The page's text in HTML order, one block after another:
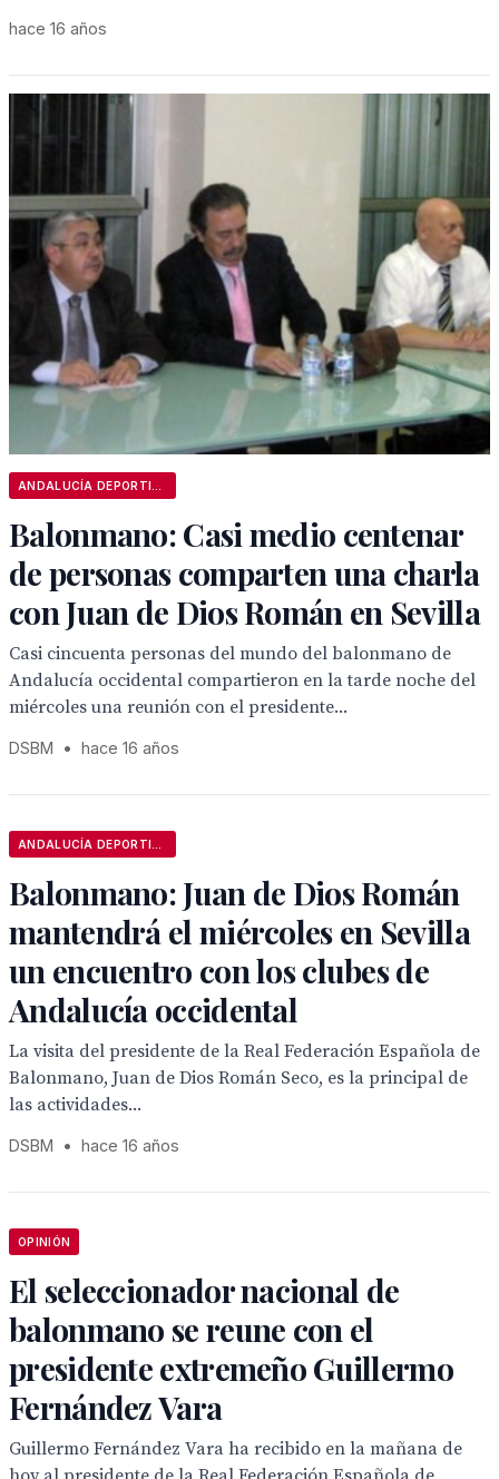
hace 16 años
Balonmano: Casi medio centenar
de personas comparten una charla
con Juan de Dios Román en Sevilla
Casi cincuenta personas del mundo del balonmano de
Andalucía occidental compartieron en la tarde noche del
miércoles una reunión con el presidente...
DSBM • hace 16 años
Balonmano: Juan de Dios Román
mantendrá el miércoles en Sevilla
un encuentro con los clubes de
Andalucía occidental
La visita del presidente de la Real Federación Española de
Balonmano, Juan de Dios Román Seco, es la principal de
las actividades...
DSBM • hace 16 años
OPINIÓN
El seleccionador nacional de
balonmano se reune con el
presidente extremeño Guillermo
Fernández Vara
Guillermo Fernández Vara ha recibido en la mañana de